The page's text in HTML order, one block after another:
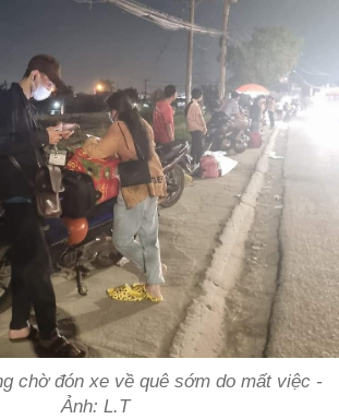
chờ đón xe về quê sớm do mất việc -
Ảnh: L.T